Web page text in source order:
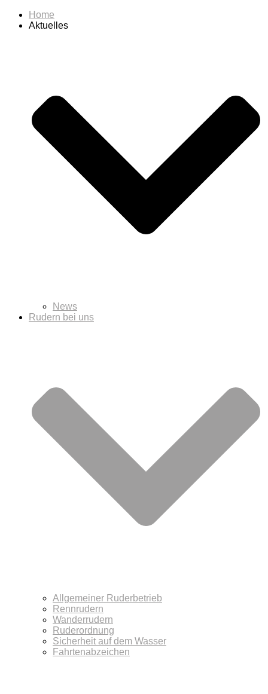
Home
Aktuelles
News
Rudern bei uns
Allgemeiner Ruderbetrieb
Rennrudern
Wanderrudern
Ruderordnung
Sicherheit auf dem Wasser
Fahrtenabzeichen